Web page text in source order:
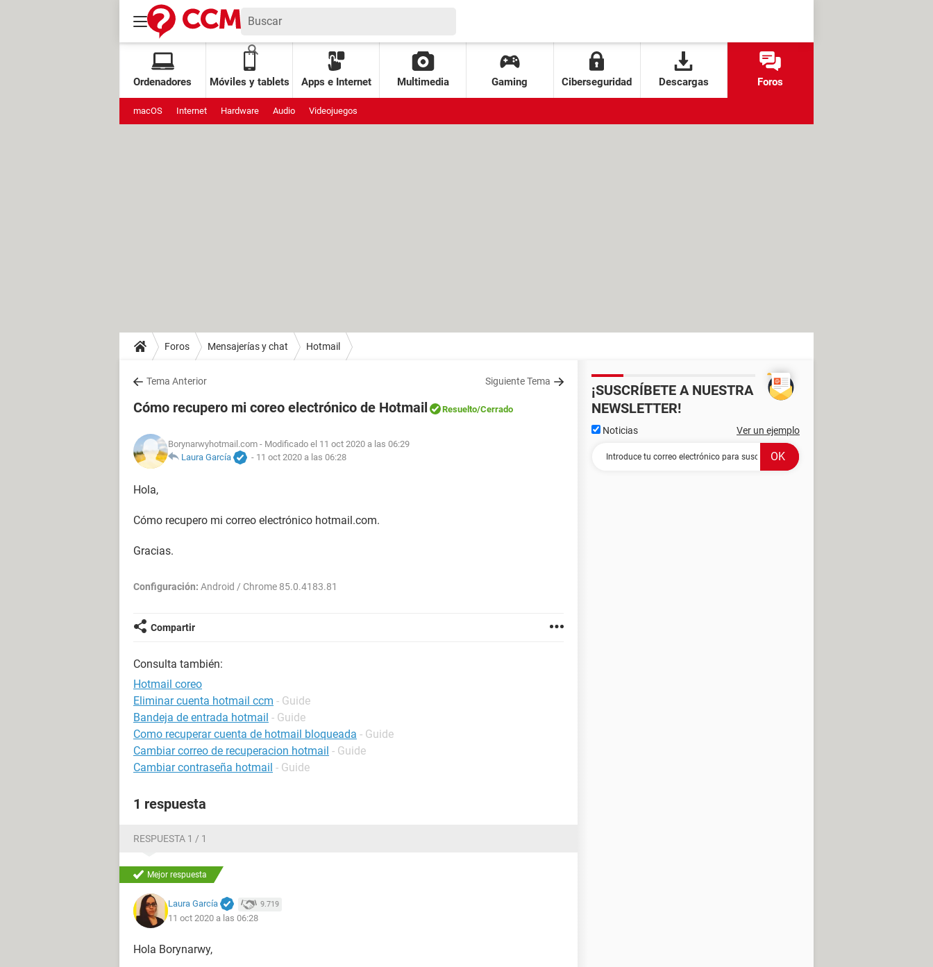
Ordenadores Móviles y tablets Apps e Internet Multimedia Gaming Ciberseguridad Descargas Foros
macOS Internet Hardware Audio Videojuegos
Foros Mensajerías y chat Hotmail
Tema Anterior Siguiente Tema
Cómo recupero mi coreo electrónico de Hotmail Resuelto/Cerrado
Borynarwyhotmail.com - Modificado el 11 oct 2020 a las 06:29
Laura García
- 11 oct 2020 a las 06:28
Hola,
Cómo recupero mi correo electrónico hotmail.com.
Gracias.
Configuración: Android / Chrome 85.0.4183.81
Compartir
Consulta también:
Hotmail coreo
Eliminar cuenta hotmail ccm - Guide
Bandeja de entrada hotmail - Guide
Como recuperar cuenta de hotmail bloqueada - Guide
Cambiar correo de recuperacion hotmail - Guide
Cambiar contraseña hotmail - Guide
1 respuesta
RESPUESTA 1 / 1
Mejor respuesta
Laura García 9.719
11 oct 2020 a las 06:28
Hola Borynarwy,
¡SUSCRÍBETE A NUESTRA
NEWSLETTER!
Noticias Ver un ejemplo